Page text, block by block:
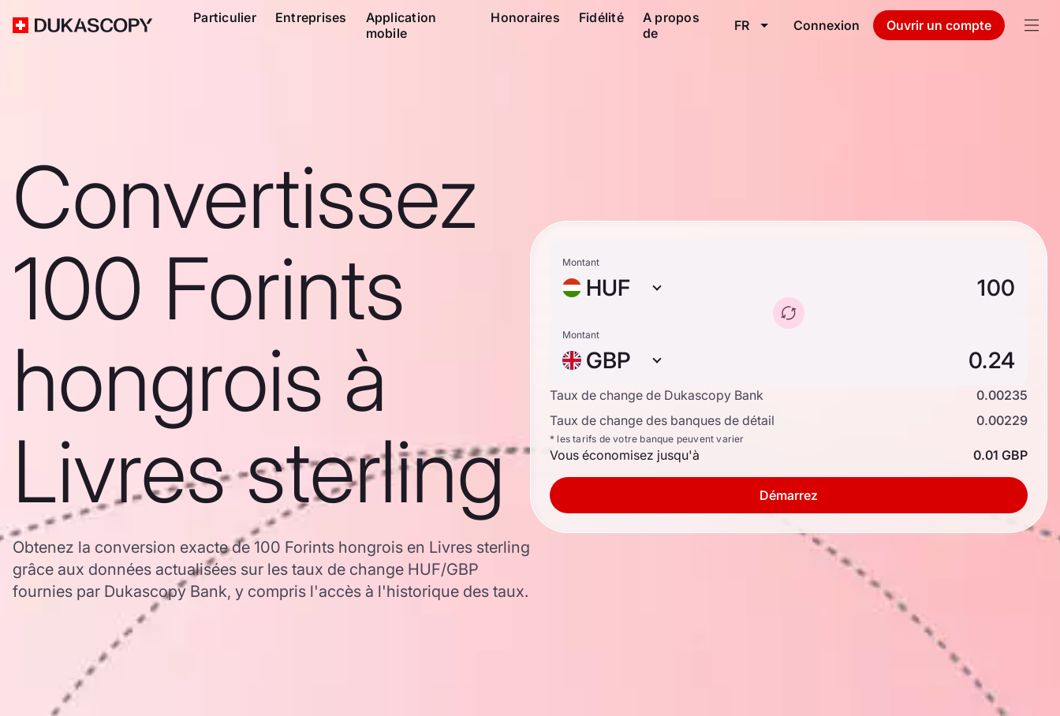
Particulier Entreprises
Application
mobile
Honoraires Fidélité
A propos
de
FR Connexion Ouvrir un compte
Convertissez
100 Forints
hongrois à
Livres sterling
Obtenez la conversion exacte de 100 Forints hongrois en Livres sterling
grâce aux données actualisées sur les taux de change HUF/GBP
fournies par Dukascopy Bank, y compris l'accès à l'historique des taux.
Montant
HUF
Montant
GBP
Taux de change de Dukascopy Bank
0.00235
Taux de change des banques de détail
0.00229
* les tarifs de votre banque peuvent varier
Vous économisez jusqu'à 0.01 GBP
Démarrez